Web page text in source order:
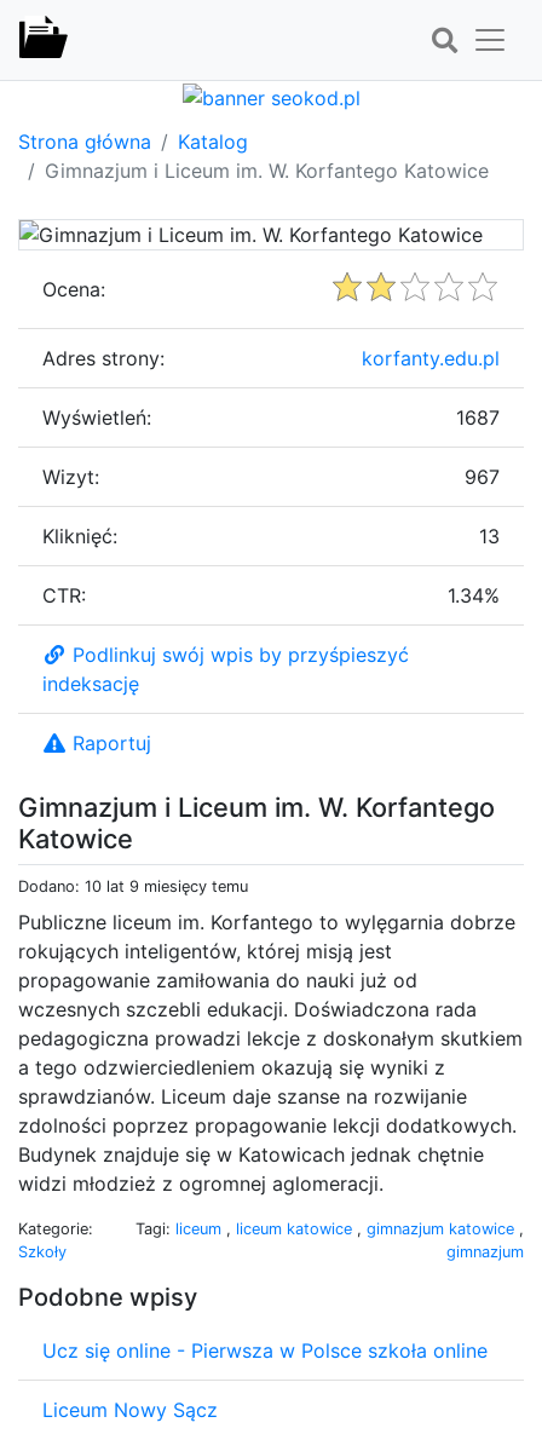
Strona główna
Katalog
Gimnazjum i Liceum im. W. Korfantego Katowice
Gimnazjum i Liceum im. W. Korfantego
Katowice
Dodano: 10 lat 9 miesięcy temu
Publiczne liceum im. Korfantego to wylęgarnia dobrze
rokujących inteligentów, której misją jest
propagowanie zamiłowania do nauki już od
wczesnych szczebli edukacji. Doświadczona rada
pedagogiczna prowadzi lekcje z doskonałym skutkiem
a tego odzwierciedleniem okazują się wyniki z
sprawdzianów. Liceum daje szanse na rozwijanie
zdolności poprzez propagowanie lekcji dodatkowych.
Budynek znajduje się w Katowicach jednak chętnie
widzi młodzież z ogromnej aglomeracji.
Kategorie:
Szkoły
Tagi: liceum , liceum katowice , gimnazjum katowice ,
gimnazjum
Podobne wpisy
Ucz się online - Pierwsza w Polsce szkoła online
Liceum Nowy Sącz
Ocena:
Adres strony: korfanty.edu.pl
Wyświetleń: 1687
Wizyt: 967
Kliknięć: 13
CTR: 1.34%
Podlinkuj swój wpis by przyśpieszyć
indeksację
Raportuj